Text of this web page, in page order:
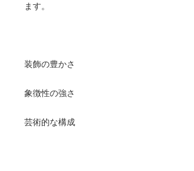
ます。
装飾の豊かさ
象徴性の強さ
芸術的な構成